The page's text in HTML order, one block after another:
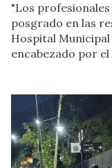
"Los
posgrado en las
Hospital
encabezado por